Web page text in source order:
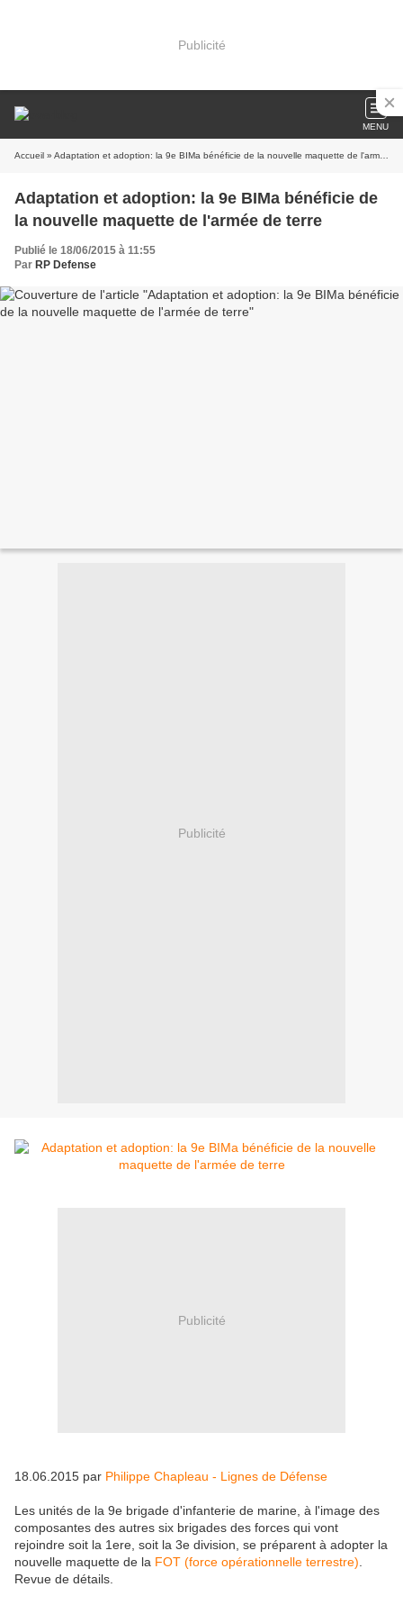
Publicité
MENU
Accueil » Adaptation et adoption: la 9e BIMa bénéficie de la nouvelle maquette de l'armée de terre
Adaptation et adoption: la 9e BIMa bénéficie de
la nouvelle maquette de l'armée de terre
Publié le 18/06/2015 à 11:55
Par RP Defense
Publicité
Publicité
18.06.2015 par Philippe Chapleau - Lignes de Défense
Les unités de la 9e brigade d'infanterie de marine, à l'image des
composantes des autres six brigades des forces qui vont
rejoindre soit la 1ere, soit la 3e division, se préparent à adopter la
nouvelle maquette de la FOT (force opérationnelle terrestre)
Revue de détails.